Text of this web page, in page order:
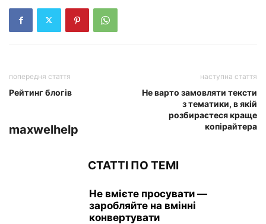
попередня стаття
Рейтинг блогів
наступна стаття
Не варто замовляти тексти
з тематики, в якій
розбираєтеся краще
копірайтера
maxwelhelp
СТАТТІ ПО ТЕМІ
Не вмієте просувати —
заробляйте на вмінні
конвертувати